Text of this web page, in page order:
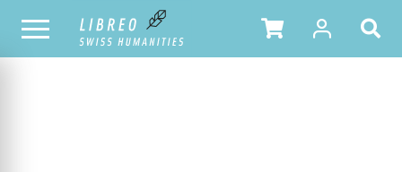
NOTRE CATALOGUE TABLE DES MATIÈRES